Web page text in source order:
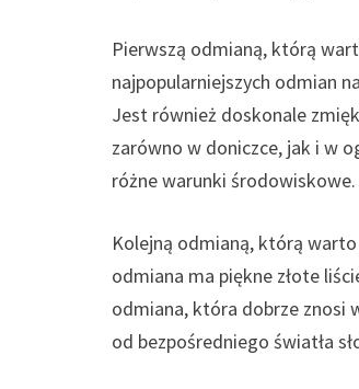
Pierwszą odmianą, którą
najpopularniejszych odmian
Jest również doskonale
zarówno w doniczce, jak i w
różne warunki środowiskowe.
Kolejną odmianą, którą
odmiana ma piękne złote
odmiana, która dobrze znosi
od bezpośredniego światła